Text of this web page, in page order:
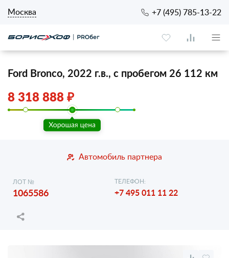
Москва +7 (495) 785-13-22
Ford Bronco, 2022 г.в., с пробегом 26 112 км
8 318 888 ₽
Автомобиль партнера
ЛОТ №
1065586
ТЕЛЕФОН:
+7 495 011 11 22